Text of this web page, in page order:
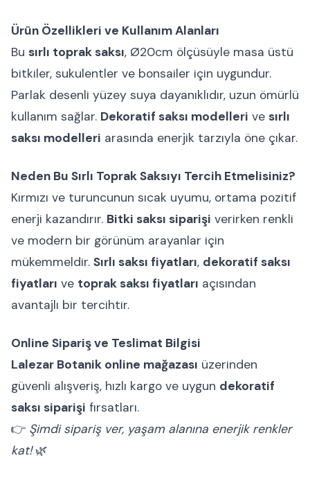
Ürün Özellikleri ve Kullanım Alanları
Bu sırlı toprak saksı, Ø20cm ölçüsüyle masa üstü
bitkiler, sukulentler ve bonsailer için uygundur.
Parlak desenli yüzey suya dayanıklıdır, uzun ömürlü
kullanım sağlar. Dekoratif saksı modelleri ve sırlı
saksı modelleri arasında enerjik tarzıyla öne çıkar.
Neden Bu Sırlı Toprak Saksıyı Tercih Etmelisiniz?
Kırmızı ve turuncunun sıcak uyumu, ortama pozitif
enerji kazandırır. Bitki saksı siparişi verirken renkli
ve modern bir görünüm arayanlar için
mükemmeldir. Sırlı saksı fiyatları, dekoratif saksı
fiyatları ve toprak saksı fiyatları açısından
avantajlı bir tercihtir.
Online Sipariş ve Teslimat Bilgisi
Lalezar Botanik online mağazası üzerinden
güvenli alışveriş, hızlı kargo ve uygun dekoratif
saksı siparişi fırsatları.
👉 Şimdi sipariş ver, yaşam alanına enerjik renkler
kat!🌿